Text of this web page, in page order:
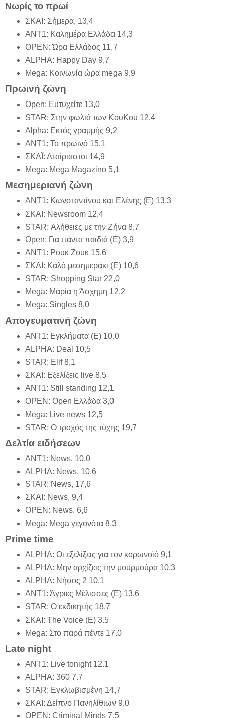
Νωρίς το πρωί
ΣΚΑΙ: Σήμερα, 13,4
ΑΝΤ1: Καλημέρα Ελλάδα 14,3
OPEN: Ώρα Ελλάδος 11,7
ALPHA: Happy Day 9,7
Mega: Κοινωνία ώρα mega 9,9
Πρωινή ζώνη
Open: Ευτυχείτε 13,0
STAR: Στην φωλιά των ΚουΚου 12,4
Alpha: Εκτός γραμμής 9,2
ΑΝΤ1: Το πρωινό 15,1
ΣΚΑΪ: Αταίριαστοι 14,9
Mega: Mega Magazino 5,1
Μεσημεριανή ζώνη
ΑΝΤ1: Κωνσταντίνου και Ελένης (Ε) 13,3
ΣΚΑΙ: Newsroom 12,4
STAR: Αλήθειες με την Ζήνα 8,7
Open: Για πάντα παιδιά (Ε) 3,9
ΑΝΤ1: Ρουκ Ζουκ 15,6
ΣΚΑΙ: Καλό μεσημεράκι (Ε) 10,6
STAR: Shopping Star 22,0
Mega: Μαρία η Άσχημη 12,2
Mega: Singles 8,0
Απογευματινή ζώνη
ΑΝΤ1: Εγκλήματα (Ε) 10,0
ALPHA: Deal 10,5
STAR: Elif 8,1
ΣΚΑΙ: Εξελίξεις live 8,5
ΑΝΤ1: Still standing 12,1
OPEN: Open Ελλάδα 3,0
Mega: Live news 12,5
STAR: Ο τροχός της τύχης 19,7
Δελτία ειδήσεων
ΑΝΤ1: News, 10,0
ALPHA: Νews, 10,6
STAR: News, 17,6
ΣΚΑΙ: News, 9,4
OPEN: News, 6,6
Mega: Mega γεγονότα 8,3
Prime time
ALPHA: Οι εξελίξεις για τον κορωνοϊό 9,1
ALPHA: Μην αρχίζεις την μουρμούρα 10,3
ALPHA: Νήσος 2 10,1
ΑΝΤ1: Άγριες Μέλισσες (Ε) 13,6
STAR: Ο εκδικητής 18,7
ΣΚΑΙ: The Voice (E) 3.5
Mega: Στο παρά πέντε 17.0
Late night
AΝΤ1: Live tonight 12.1
ALPHA: 360 7.7
STAR: Εγκλωβισμένη 14,7
ΣΚΑΙ: Δείπνο Πανηλίθιων 9,0
OPEN: Criminal Minds 7,5